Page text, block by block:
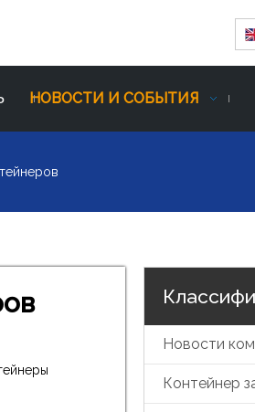
НОВОСТИ И СОБЫТИЯ
Новости